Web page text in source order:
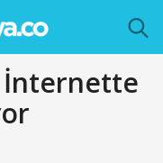
İnternette